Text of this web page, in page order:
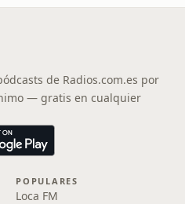
de Radios.com.es por
— gratis en cualquier
POPULARES
Loca FM